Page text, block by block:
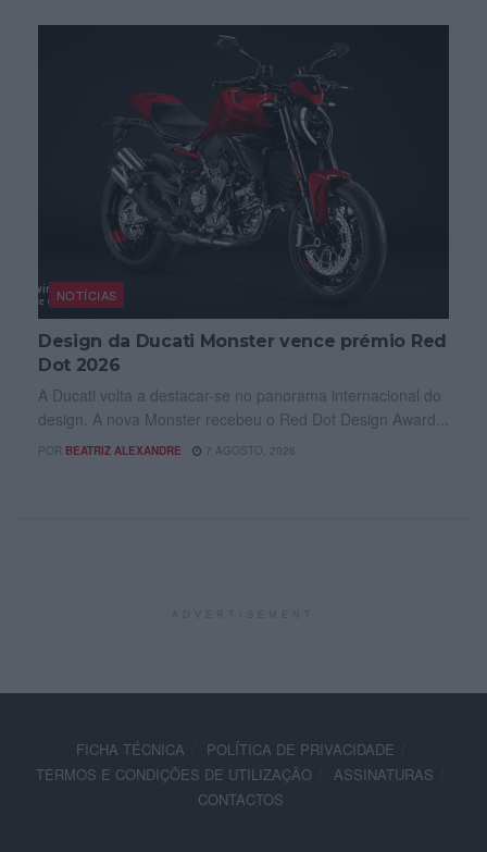
NOTÍCIAS
Design da Ducati Monster vence prémio Red
Dot 2026
A Ducati volta a destacar-se no panorama internacional do
design. A nova Monster recebeu o Red Dot Design Award...
POR BEATRIZ ALEXANDRE 7 AGOSTO, 2026
FICHA TÉCNICA
POLÍTICA DE PRIVACIDADE
TERMOS E CONDIÇÕES DE UTILIZAÇÃO
ASSINATURAS
CONTACTOS